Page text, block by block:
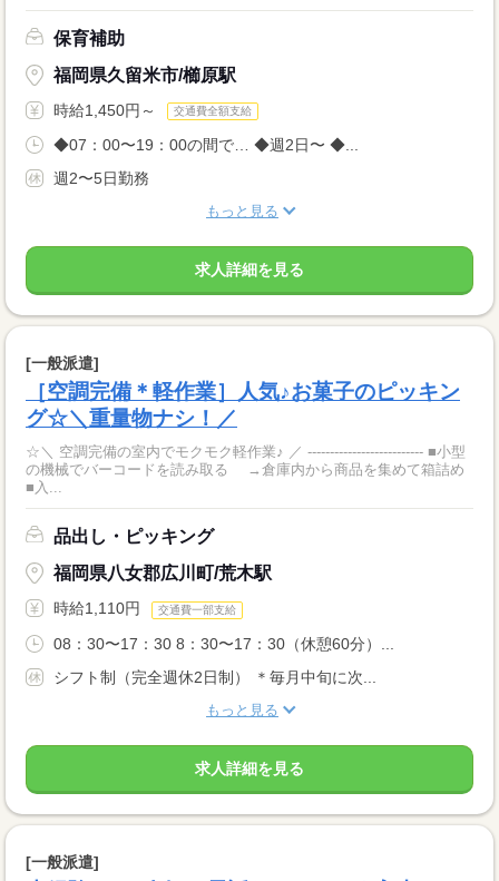
保育補助
福岡県久留米市/櫛原駅
時給1,450円～ 交通費全額支給
◆07：00〜19：00の間で… ◆週2日〜 ◆...
週2〜5日勤務
もっと見る
求人詳細を見る
[一般派遣]
［空調完備＊軽作業］人気♪お菓子のピッキン
グ☆＼重量物ナシ！／
☆＼ 空調完備の室内でモクモク軽作業♪ ／ -------------------------- ■小型
の機械でバーコードを読み取る →倉庫内から商品を集めて箱詰め
■入...
品出し・ピッキング
福岡県八女郡広川町/荒木駅
時給1,110円 交通費一部支給
08：30〜17：30 8：30〜17：30（休憩60分）...
シフト制（完全週休2日制） ＊毎月中旬に次...
もっと見る
求人詳細を見る
[一般派遣]